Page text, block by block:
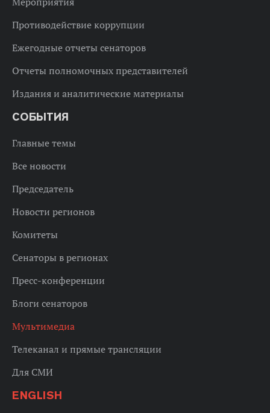
Противодействие коррупции
Ежегодные отчеты сенаторов
Отчеты полномочных представителей
Издания и аналитические материалы
СОБЫТИЯ
Главные темы
Все новости
Председатель
Новости регионов
Комитеты
Сенаторы в регионах
Пресс-конференции
Блоги сенаторов
Мультимедиа
Телеканал и прямые трансляции
Для СМИ
ENGLISH